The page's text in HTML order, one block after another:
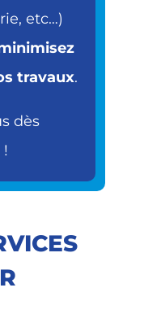
etc…)
travaux.
dès
!